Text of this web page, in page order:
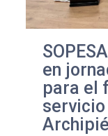
en
para el
servicio